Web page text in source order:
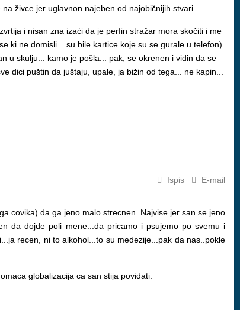
živce jer uglavnon najeben od najobičnijih stvari.
i nisan zna izaći da je perfin stražar mora skočiti i me
ki ne domisli... su bile kartice koje su se gurale u telefon)
u skulju... kamo je pošla... pak, se okrenen i vidin da se
dici puštin da juštaju, upale, ja bižin od tega... ne kapin...
Ispis E-mail
covika) da ga jeno malo strecnen. Najvise jer san se jeno
da dojde poli mene...da pricamo i psujemo po svemu i
recen, ni to alkohol...to su medezije...pak da nas..pokle
globalizacija ca san stija povidati.